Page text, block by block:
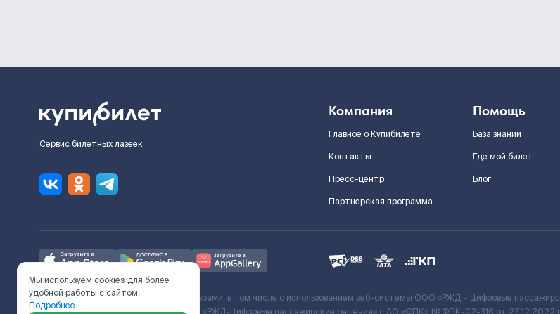
Сервис билетных лазеек
Компания
Главное о Купибилете
Контакты
Пресс-центр
Партнерская программа
Помощь
База знаний
Где мой билет
Блог
Ж/Д билеты предоставляются партнёрами, в том числе с использованием веб-системы ООО «РЖД – Цифровые
Мы используем cookies для более
удобной работы с сайтом.
Подробнее